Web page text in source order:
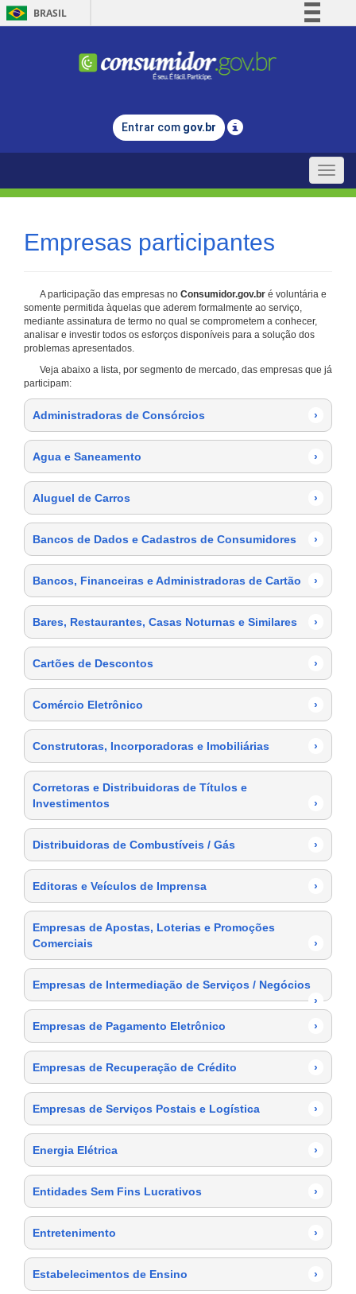
BRASIL
Comunica BR
Legislação
Entrar com gov.br
Toggle
Empresas participantes
A participação das empresas no Consumidor.gov.br é voluntária e
somente permitida àquelas que aderem formalmente ao serviço,
mediante assinatura de termo no qual se comprometem a conhecer,
analisar e investir todos os esforços disponíveis para a solução dos
problemas apresentados.
Veja abaixo a lista, por segmento de mercado, das empresas que já
participam:
Administradoras de Consórcios ›
Agua e Saneamento ›
Aluguel de Carros ›
Bancos de Dados e Cadastros de Consumidores ›
Bancos, Financeiras e Administradoras de Cartão ›
Bares, Restaurantes, Casas Noturnas e Similares ›
Cartões de Descontos ›
Comércio Eletrônico ›
Construtoras, Incorporadoras e Imobiliárias ›
Corretoras e Distribuidoras de Títulos e
Investimentos
›
Distribuidoras de Combustíveis / Gás ›
Editoras e Veículos de Imprensa ›
Empresas de Apostas, Loterias e Promoções
Comerciais
›
Empresas de Intermediação de Serviços / Negócios
›
Empresas de Pagamento Eletrônico
›
Empresas de Recuperação de Crédito ›
Empresas de Serviços Postais e Logística ›
Energia Elétrica ›
Entidades Sem Fins Lucrativos ›
Entretenimento ›
Estabelecimentos de Ensino ›